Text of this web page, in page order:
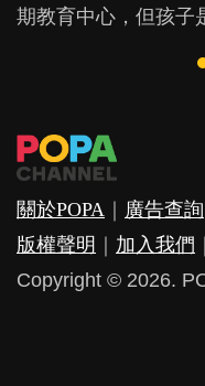
期教育中心，但孩子
友優勝，到底這課程
覺？...
因素，但原來全職和
關於POPA 廣告查詢
版權聲明
加入我們
Copyright © 2026.